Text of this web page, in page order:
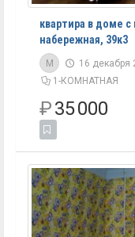
квартира в доме
набережная, 39к3
M 16 декабря
1-КОМНАТНАЯ
₽35 000